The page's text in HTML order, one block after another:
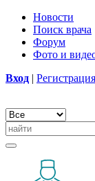
Новости
Поиск врача
Форум
Фото и
Вход | Регистрация